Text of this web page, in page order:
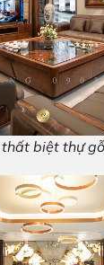
biệt thự